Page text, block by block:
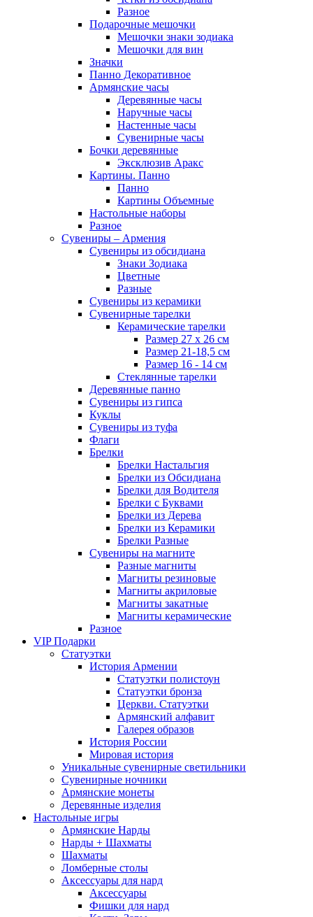
Разное
Подарочные мешочки
Мешочки знаки зодиака
Мешочки для вин
Значки
Панно Декоративное
Армянские часы
Деревянные часы
Наручные часы
Настенные часы
Сувенирные часы
Бочки деревянные
Эксклюзив Аракс
Картины. Панно
Панно
Картины Объемные
Настольные наборы
Разное
Сувениры – Армения
Сувениры из обсидиана
Знаки Зодиака
Цветные
Разные
Сувениры из керамики
Сувенирные тарелки
Керамические тарелки
Размер 27 х 26 см
Размер 21-18,5 см
Размер 16 - 14 см
Стеклянные тарелки
Деревянные панно
Сувениры из гипса
Куклы
Сувениры из туфа
Флаги
Брелки
Брелки Настальгия
Брелки из Обсидиана
Брелки для Водителя
Брелки с Буквами
Брелки из Дерева
Брелки из Керамики
Брелки Разные
Сувениры на магните
Разные магниты
Магниты резиновые
Магниты акриловые
Магниты закатные
Магниты керамические
Разное
VIP Подарки
Статуэтки
История Армении
Статуэтки полистоун
Статуэтки бронза
Церкви. Статуэтки
Армянский алфавит
Галерея образов
История России
Мировая история
Уникальные сувенирные светильники
Сувенирные ночники
Армянские монеты
Деревянные изделия
Настольные игры
Армянские Нарды
Нарды + Шахматы
Шахматы
Ломберные столы
Аксессуары для нард
Аксессуары
Фишки для нард